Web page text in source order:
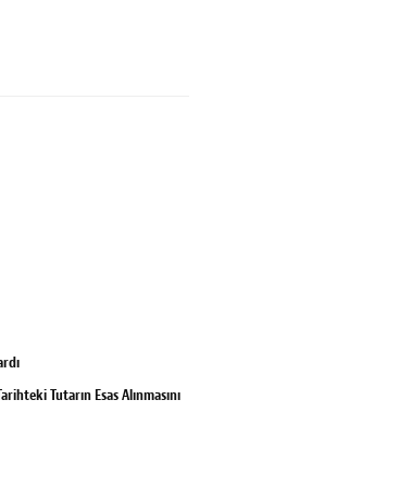
Tutarın Esas Alınmasını